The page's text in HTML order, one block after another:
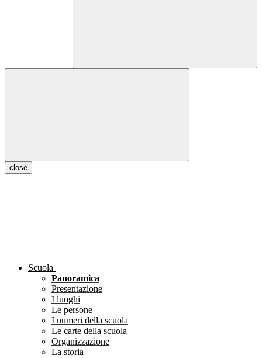
close
Scuola
Panoramica
Presentazione
I luoghi
Le persone
I numeri della scuola
Le carte della scuola
Organizzazione
La storia